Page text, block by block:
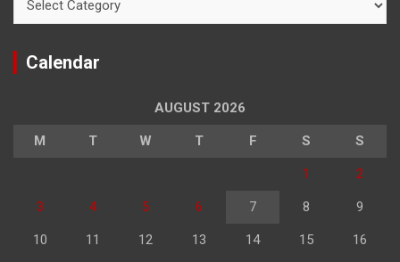
Calendar
AUGUST 2026
M T W T F S S
1 2
3 4 5 6 7 8 9
10 11 12 13 14 15 16